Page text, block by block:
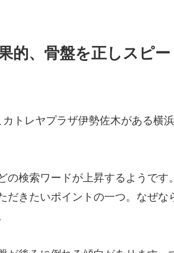
的、骨盤を正しスピー
トレヤプラザ伊勢佐木がある横
の検索ワードが上昇するようです
だきたいポイントの一つ。なぜな